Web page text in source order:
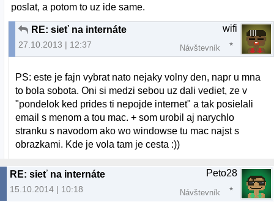
poslat, a potom to uz ide same.
RE: sieť na internáte
27.10.2013 | 12:37
wifi
Návštevník
PS: este je fajn vybrat nato nejaky volny den, napr u mna
to bola sobota. Oni si medzi sebou uz dali vediet, ze v
"pondelok ked prides ti nepojde internet" a tak posielali
email s menom a tou mac. + som urobil aj narychlo
stranku s navodom ako wo windowse tu mac najst s
obrazkami. Kde je vola tam je cesta :))
RE: sieť na internáte
15.10.2014 | 10:18
Peto28
Návštevník